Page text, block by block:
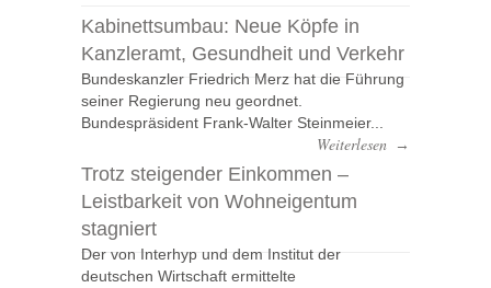
Kabinettsumbau: Neue Köpfe in
Kanzleramt, Gesundheit und Verkehr
Bundeskanzler Friedrich Merz hat die Führung
seiner Regierung neu geordnet.
Bundespräsident Frank-Walter Steinmeier...
Weiterlesen →
Trotz steigender Einkommen –
Leistbarkeit von Wohneigentum
stagniert
Der von Interhyp und dem Institut der
deutschen Wirtschaft ermittelte